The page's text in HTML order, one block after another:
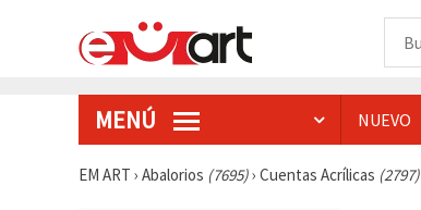
MENÚ NUEVO
EM ART › Abalorios (7695)› Cuentas Acrílicas (2797)